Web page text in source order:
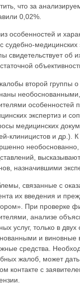
что за
0,02%.
особенностей и
судебно-медицинских
свидетельствует об
второй группы о
особенностей
экспертиз и
медицинских
клиницистов и др.).
назначившими
связанные с
их введения и
При проверке
анализе
услуг, только в
и виновные
средства.
жалоб, может
контакте с